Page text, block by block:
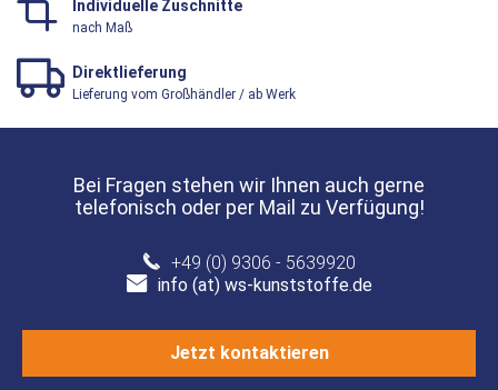
Individuelle Zuschnitte
nach Maß
Direktlieferung
Lieferung vom Großhändler / ab Werk
Bei Fragen stehen wir Ihnen auch gerne
telefonisch oder per Mail zu Verfügung!
+49 (0) 9306 - 5639920
info (at) ws-kunststoffe.de
Jetzt kontaktieren